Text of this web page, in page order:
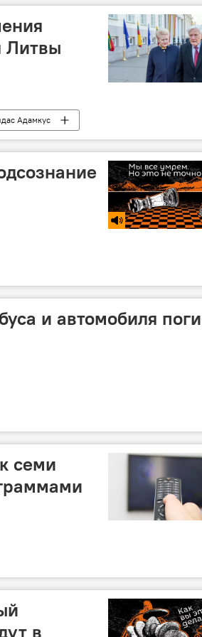
Литвы
Адамкус
и автомобиля
семи
в